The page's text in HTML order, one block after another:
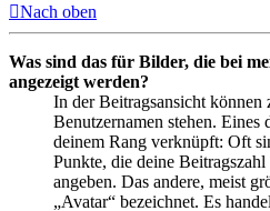
Nach oben
Was sind das für Bilder, die bei
angezeigt werden?
In der Beitragsansicht
Benutzernamen stehen.
deinem Rang verknüpft: Oft
Punkte, die deine
angeben. Das andere, meist
„Avatar“ bezeichnet. Es